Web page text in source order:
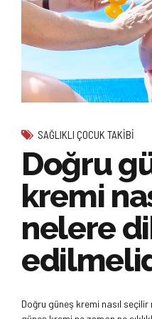
SAĞLIKLI ÇOCUK TAKIBI
Doğru
kremi
nelere
Doğru güneş kremi nasıl